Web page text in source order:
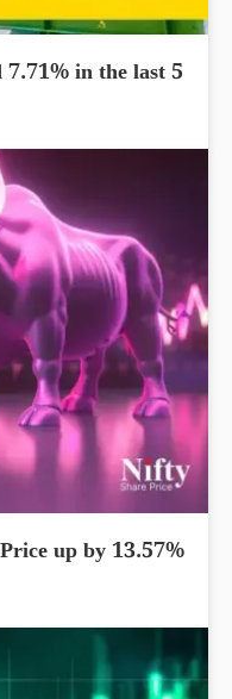
7.71% in the last 5
up by 13.57%